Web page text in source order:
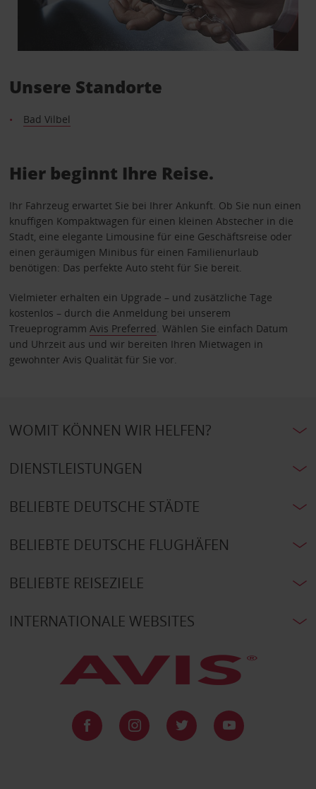
Unsere Standorte
Bad Vilbel
Hier beginnt Ihre Reise.
Ihr Fahrzeug erwartet Sie bei Ihrer Ankunft. Ob Sie nun einen
knuffigen Kompaktwagen für einen kleinen Abstecher in die
Stadt, eine elegante Limousine für eine Geschäftsreise oder
einen geräumigen Minibus für einen Familienurlaub
benötigen: Das perfekte Auto steht für Sie bereit.
Vielmieter erhalten ein Upgrade – und zusätzliche Tage
kostenlos – durch die Anmeldung bei unserem
Treueprogramm Avis Preferred . Wählen Sie einfach Datum
und Uhrzeit aus und wir bereiten Ihren Mietwagen in
gewohnter Avis Qualität für Sie vor.
WOMIT KÖNNEN WIR HELFEN?
DIENSTLEISTUNGEN
BELIEBTE DEUTSCHE STÄDTE
BELIEBTE DEUTSCHE FLUGHÄFEN
BELIEBTE REISEZIELE
INTERNATIONALE WEBSITES